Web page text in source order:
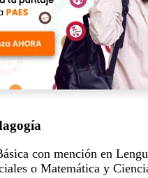
con mención en
o Matemática y